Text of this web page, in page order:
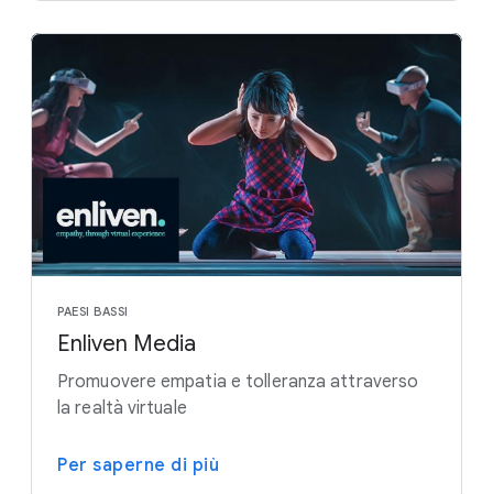
PAESI BASSI
Enliven Media
Promuovere empatia e tolleranza attraverso
la realtà virtuale
Per saperne di più